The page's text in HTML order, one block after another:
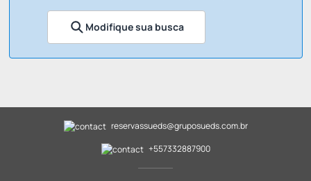
Modifique sua busca
reservassueds@gruposueds.com.br
+557332887900